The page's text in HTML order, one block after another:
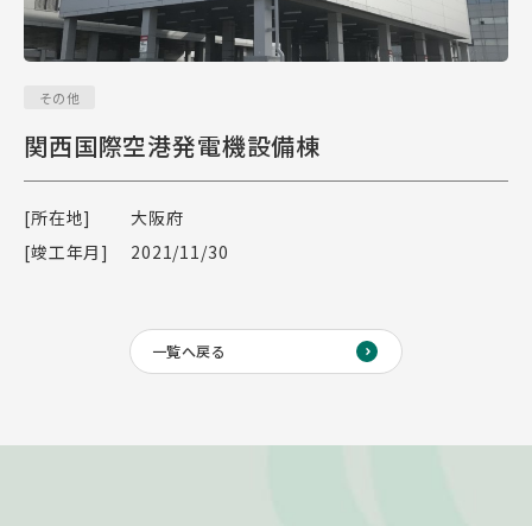
その他
関西国際空港発電機設備棟
[所在地]
大阪府
[竣工年月]
2021/11/30
一覧へ戻る